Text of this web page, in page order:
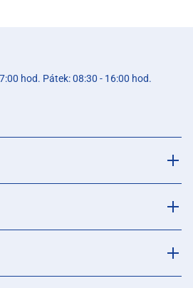
hod. Pátek: 08:30 - 16:00 hod.